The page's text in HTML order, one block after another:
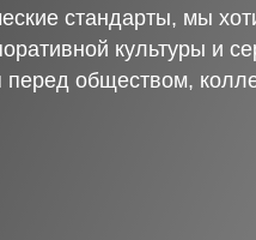
стандарты, мы
культуры и
перед обществом,